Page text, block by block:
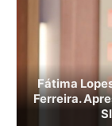
Fátima
Ferreira.